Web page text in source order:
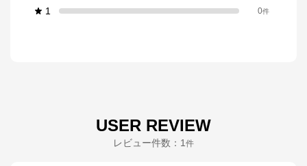
1 0件
USER REVIEW
レビュー件数： 1 件